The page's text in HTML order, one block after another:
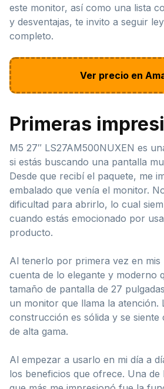
este monitor, así como una lista
y desventajas, te invito a seguir
completo.
Ver precio en
Primeras
M5 27″ LS27AM500NUXEN es
si estás buscando una pantalla
Desde que recibí el paquete, me
embalado que venía el monitor.
dificultad para abrirlo, lo cual
cuando estás emocionado por
producto.
Al tenerlo por primera vez en mis
cuenta de lo elegante y moderno
tamaño de pantalla de 27
un monitor que llama la atención.
construcción es sólida y se
de alta gama.
Al empezar a usarlo en mi día a
los beneficios que ofrece. Una de